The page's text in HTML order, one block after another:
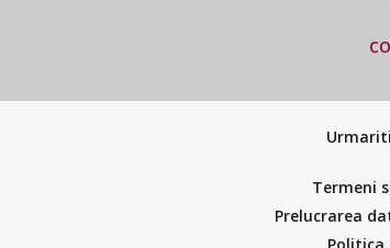
Termeni
Prelucrarea